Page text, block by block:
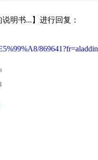
明书...】进行回复：
869641?fr=aladdin